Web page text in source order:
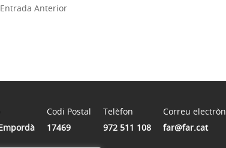
Anterior
Codi Postal
17469
Telèfon
972 511 108
Correu
far@far.cat